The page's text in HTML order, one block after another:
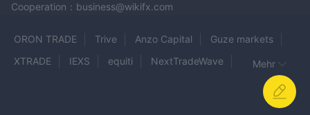
Freedom 24 bietet mehrere Zahlungsmethoden zur
Finanzierung von Handelskonten an. Kunden können
Einzahlungen mit gängigen Kreditkarten wie Mastercard und
Banküberweisungen akzeptiert, um größere Summen direkt
Cooperation：business@wikifx.com
ORON TRADE Trive Anzo Capital
Guze markets
XTRADE
IEXS equiti
NextTradeWave
Mehr